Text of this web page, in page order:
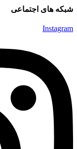
شبکه های اجتماعی
Instagram